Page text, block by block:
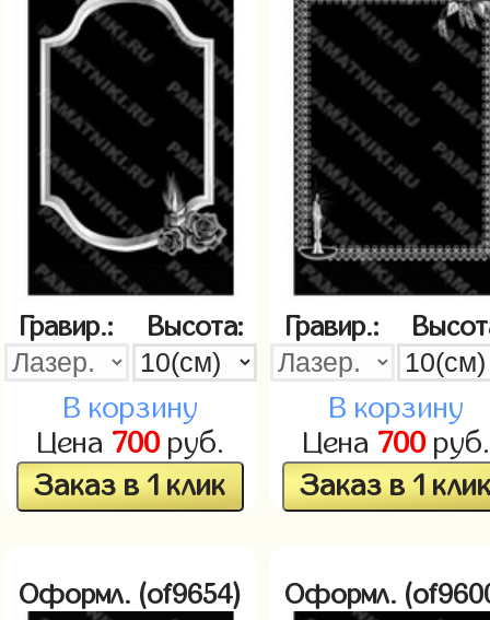
Гравир.: Высота:
В корзину
Цена 700руб.
Заказ в 1 клик
Гравир.:
В корзину
Цена 700руб.
Заказ в 1
Оформл. (of9654) Оформл.